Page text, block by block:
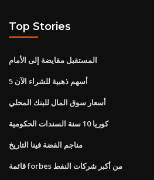
Top Stories
المستقبل مقايضة إلى الأمام
5 أسهم ذهبية للشراء الآن
أسعار سوق المال للبنك المحلي
كوريا 10 سنة السندات الحكومية
مناجم الفضة فينا التاريخ
قائمة forbes من أكبر شركات النفط